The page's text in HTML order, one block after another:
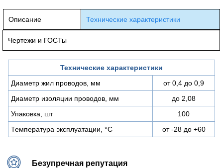
Описание Технические характеристики
Чертежи и ГОСТы
Технические характеристики
Диаметр жил проводов, мм
от 0,4 до 0,9
Диаметр изоляции проводов, мм
до 2,08
Упаковка, шт
100
Температура эксплуатации, °C
от -28 до +60
Безупречная репутация